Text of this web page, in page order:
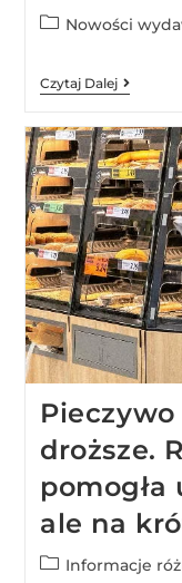
Nowości
Czytaj Dalej
droższe.
pomogła
ale na
Informacje